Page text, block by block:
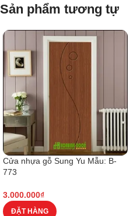
Sản phẩm tương tự
Cửa nhựa gỗ Sung Yu Mẫu: B-
773
3.000.000₫
ĐẶT HÀNG